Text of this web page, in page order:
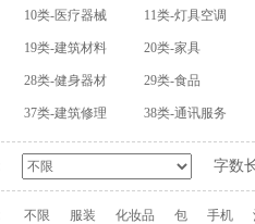
10类-医疗器械 11类-灯具空调
19类-建筑材料 20类-家具
28类-健身器材 29类-食品
37类-建筑修理 38类-通讯服务
字数
不限 服装 化妆品 包 手机